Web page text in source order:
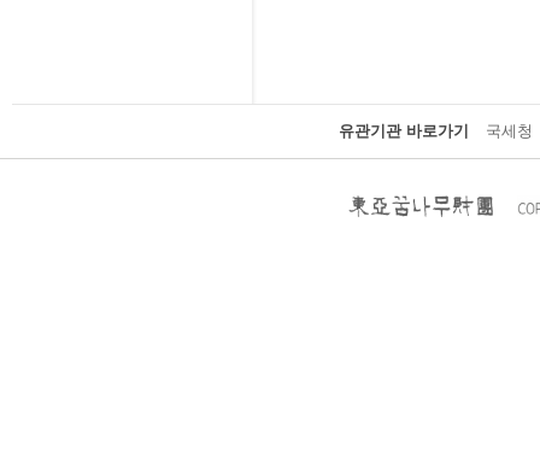
유관기관 바로가기 국세청